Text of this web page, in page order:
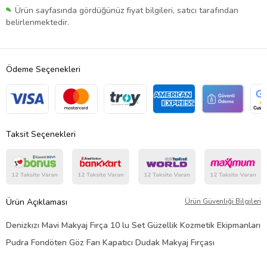
Ürün sayfasında gördüğünüz fiyat bilgileri, satıcı tarafından
belirlenmektedir.
Ödeme Seçenekleri
Taksit Seçenekleri
Ürün Açıklaması Ürün Güvenliği Bilgileri
Denizkızı Mavi Makyaj Fırça 10 lu Set Güzellik Kozmetik Ekipmanları
Pudra Fondöten Göz Farı Kapatıcı Dudak Makyaj Fırçası